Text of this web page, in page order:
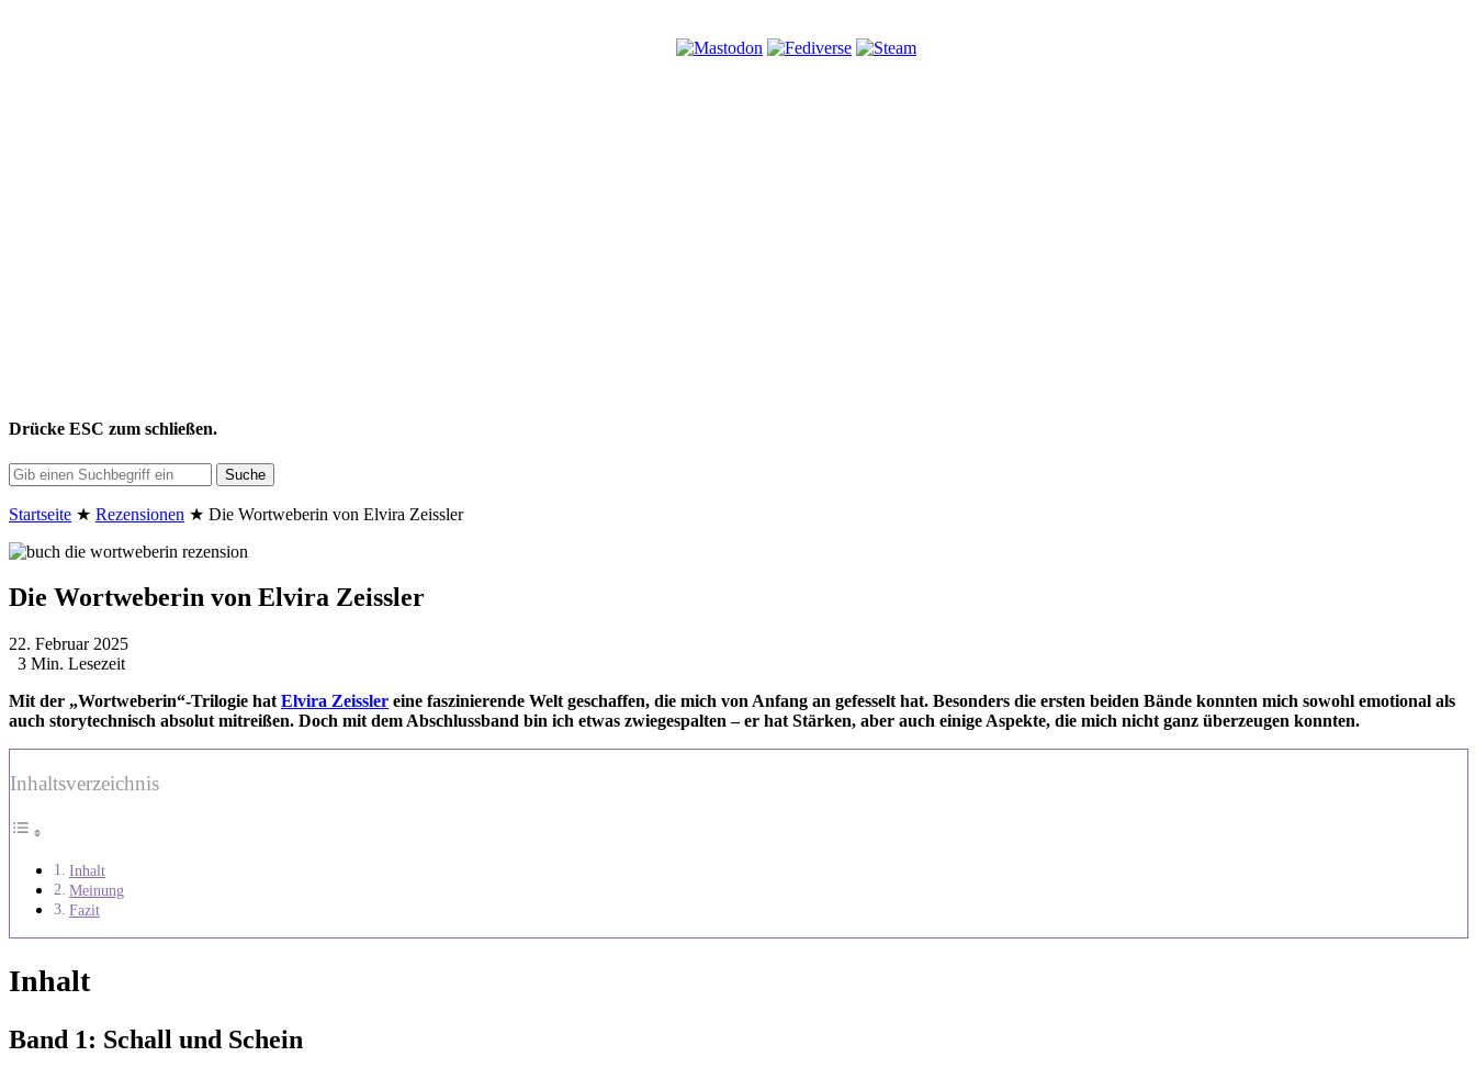
Drücke ESC zum schließen.
Suche
Startseite ★ Rezensionen ★ Die Wortweberin von Elvira Zeissler
Die Wortweberin von Elvira Zeissler
22. Februar 2025
3 Min. Lesezeit
Mit der „Wortweberin“-Trilogie hat Elvira Zeissler eine faszinierende Welt geschaffen, die mich von Anfang an gefesselt hat. Besonders die ersten beiden Bände konnten mich sowohl emotional als
auch storytechnisch absolut mitreißen. Doch mit dem Abschlussband bin ich etwas zwiegespalten – er hat Stärken, aber auch einige Aspekte, die mich nicht ganz überzeugen konnten.
Inhaltsverzeichnis
Inhalt
Meinung
Fazit
Inhalt
Band 1: Schall und Schein